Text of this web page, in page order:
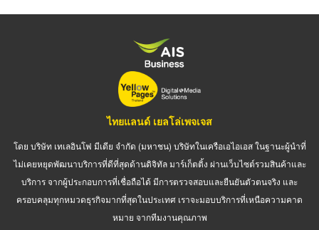
ไทยแลนด์ เยลโล่เพจเจส
โดย บริษัท เทเลอินโฟ มีเดีย จำกัด (มหาชน) บริษัทในเครือเอไอเอส ในฐานะผู้นำที่
ไม่เคยหยุดพัฒนาบริการที่ดีที่สุดด้านดิจิทัล มาร์เก็ตติ้ง ผ่านเว็บไซต์รวมสินค้าและ
บริการ จากผู้ประกอบการที่เชื่อถือได้ มีการตรวจสอบและยืนยันตัวตนจริง และ
ครอบคลุมทุกหมวดธุรกิจมากที่สุดในประเทศ เราจะมอบบริการที่เหนือความคาด
หมาย จากทีมงานคุณภาพ